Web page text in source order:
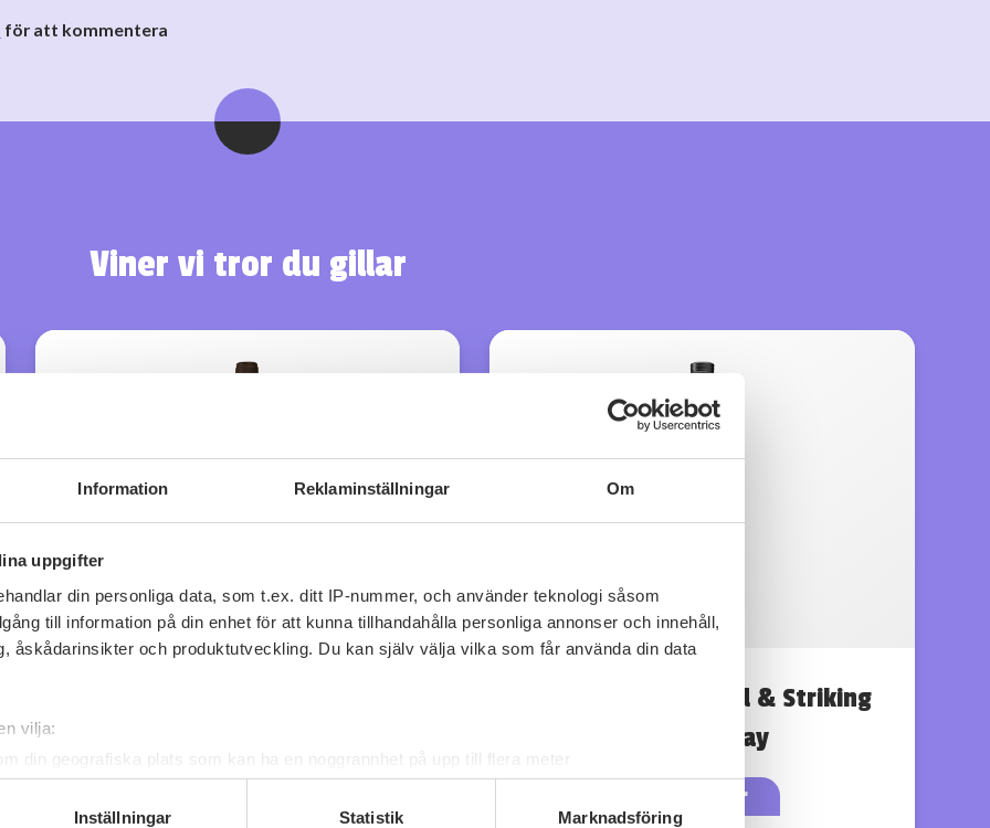
Information Reklaminställningar Om
uppgifter
din personliga data, som t.ex. ditt IP-nummer, och använder teknologi såsom
till information på din enhet för att kunna tillhandahålla personliga annonser och innehåll,
åskådarinsikter och produktutveckling. Du kan själv välja vilka som får använda din data
vilja:
din geografiska plats som kan ha en noggrannhet på upp till flera meter
att aktivt skanna den för specifika kännetecken (fingeravtryck)
uppgifter behandlas och ställ in dina preferenser i
detaljsektionen. Du kan ändra
Inställningar Statistik Marknadsföring
för att kommentera
Viner vi tror du gillar
Casa Vinironia Bold & Striking
Chardonnay
köp 99 kr